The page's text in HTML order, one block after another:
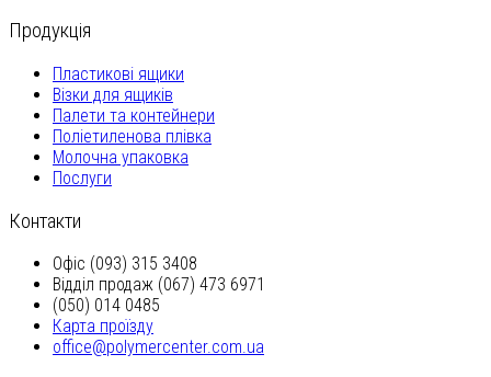
Продукція
Пластикові ящики
Візки для ящиків
Палети та контейнери
Поліетиленова плівка
Молочна упаковка
Послуги
Контакти
Офіс (093) 315 3408
Відділ продаж (067) 473 6971
(050) 014 0485
Карта проїзду
office@polymercenter.com.ua